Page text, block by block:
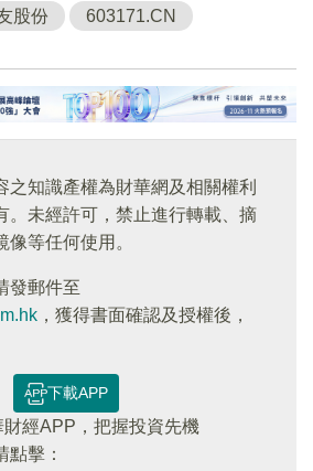
股份 603171.CN
之知識產權為財華網及相關權利
。未經許可，禁止進行轉載、摘
等任何使用。
發郵件至
，獲得書面確認及授權後，
下載APP
財經APP，把握投資先機
點擊：